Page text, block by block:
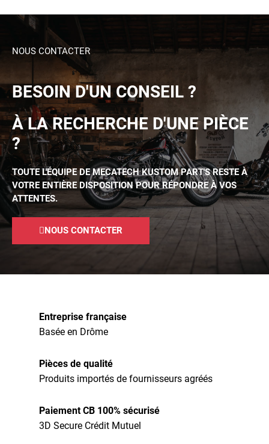
NOUS CONTACTER
BESOIN D'UN CONSEIL ?
À LA RECHERCHE D'UNE PIÈCE
?
TOUTE L'ÉQUIPE DE MECATECH KUSTOM PART'S RESTE À
VOTRE ENTIÈRE DISPOSITION POUR RÉPONDRE À VOS
ATTENTES.
NOUS CONTACTER
Entreprise française
Basée en Drôme
Pièces de qualité
Produits importés de fournisseurs agréés
Paiement CB 100% sécurisé
3D Secure Crédit Mutuel